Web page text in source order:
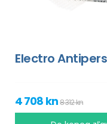
Electro
4 708 kn8 312 kn